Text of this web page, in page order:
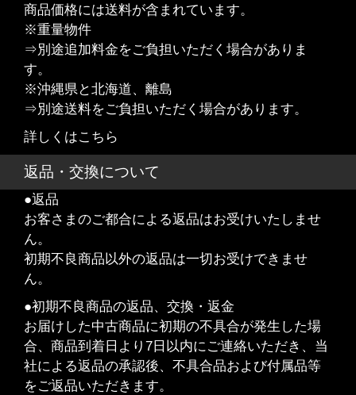
商品価格には送料が含まれています。
※重量物件
⇒別途追加料金をご負担いただく場合がありま
す。
※沖縄県と北海道、離島
⇒別途送料をご負担いただく場合があります。
詳しくはこちら
返品・交換について
●返品
お客さまのご都合による返品はお受けいたしませ
ん。
初期不良商品以外の返品は一切お受けできませ
ん。
●初期不良商品の返品、交換・返金
お届けした中古商品に初期の不具合が発生した場
合、商品到着日より7日以内にご連絡いただき、当
社による返品の承認後、不具合品および付属品等
をご返品いただきます。